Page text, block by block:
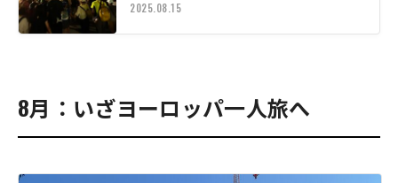
2025.08.15
8月：いざヨーロッパ一人旅へ